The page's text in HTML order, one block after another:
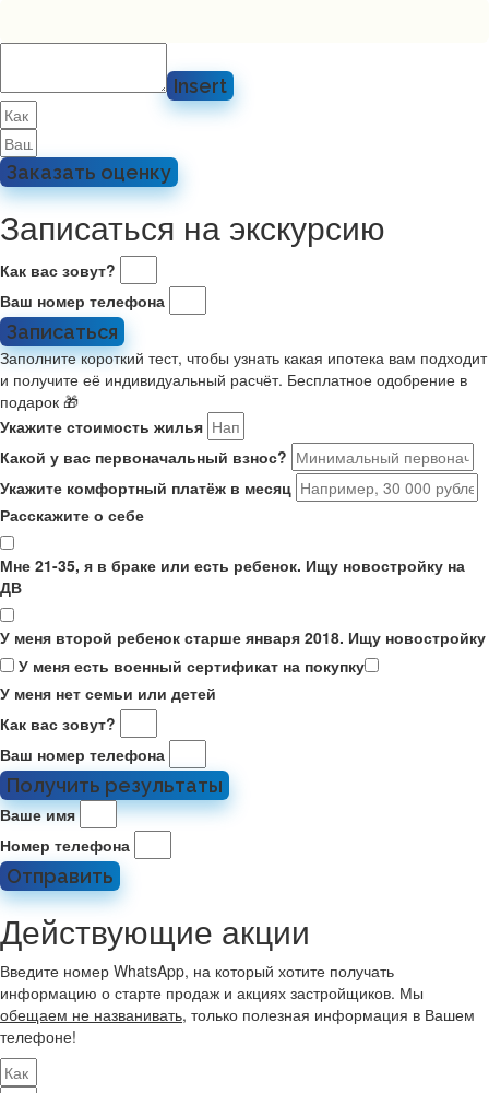
Insert
Заказать оценку
Записаться на экскурсию
Как вас зовут?
Ваш номер телефона
Записаться
Заполните короткий тест, чтобы узнать какая ипотека вам подходит
и получите её индивидуальный расчёт. Бесплатное одобрение в
подарок 🎁
Укажите стоимость жилья
Какой у вас первоначальный взнос?
Укажите комфортный платёж в месяц
Расскажите о себе
Мне 21-35, я в браке или есть ребенок. Ищу новостройку на
ДВ
У меня второй ребенок старше января 2018. Ищу новостройку
У меня есть военный сертификат на покупку
У меня нет семьи или детей
Как вас зовут?
Ваш номер телефона
Получить результаты
Ваше имя
Номер телефона
Отправить
Действующие акции
Введите номер WhatsApp, на который хотите получать
информацию о старте продаж и акциях застройщиков. Мы
обещаем не названивать, только полезная информация в Вашем
телефоне!